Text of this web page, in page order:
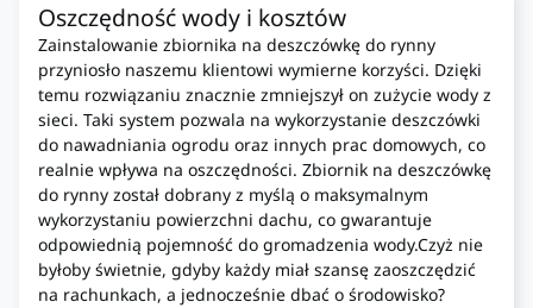
Oszczędność wody i kosztów
Zainstalowanie zbiornika na deszczówkę do rynny
przyniosło naszemu klientowi wymierne korzyści. Dzięki
temu rozwiązaniu znacznie zmniejszył on zużycie wody z
sieci. Taki system pozwala na wykorzystanie deszczówki
do nawadniania ogrodu oraz innych prac domowych, co
realnie wpływa na oszczędności. Zbiornik na deszczówkę
do rynny został dobrany z myślą o maksymalnym
wykorzystaniu powierzchni dachu, co gwarantuje
odpowiednią pojemność do gromadzenia wody.Czyż nie
byłoby świetnie, gdyby każdy miał szansę zaoszczędzić
na rachunkach, a jednocześnie dbać o środowisko?